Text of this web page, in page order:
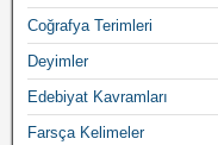
Coğrafya Terimleri
Deyimler
Edebiyat Kavramları
Farsça Kelimeler